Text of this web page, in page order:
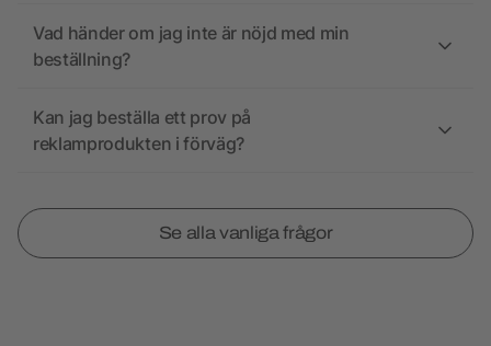
Vad händer om jag inte är nöjd med min
beställning?
Kan jag beställa ett prov på
reklamprodukten i förväg?
Se alla vanliga frågor